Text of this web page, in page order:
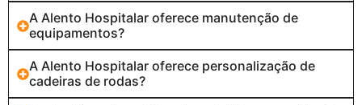
A Alento Hospitalar oferece manutenção de
equipamentos?
A Alento Hospitalar oferece personalização de
cadeiras de rodas?